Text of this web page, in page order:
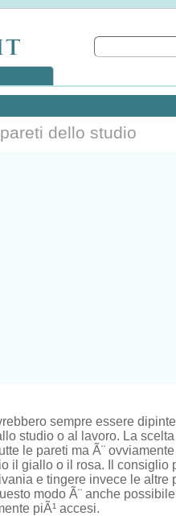
dello studio
sempre essere
studio o al lavoro. La
le pareti ma Ã¨
il giallo o il rosa. Il consiglio
e tingere invece le altre
modo Ã¨ anche
piÃ¹ accesi.